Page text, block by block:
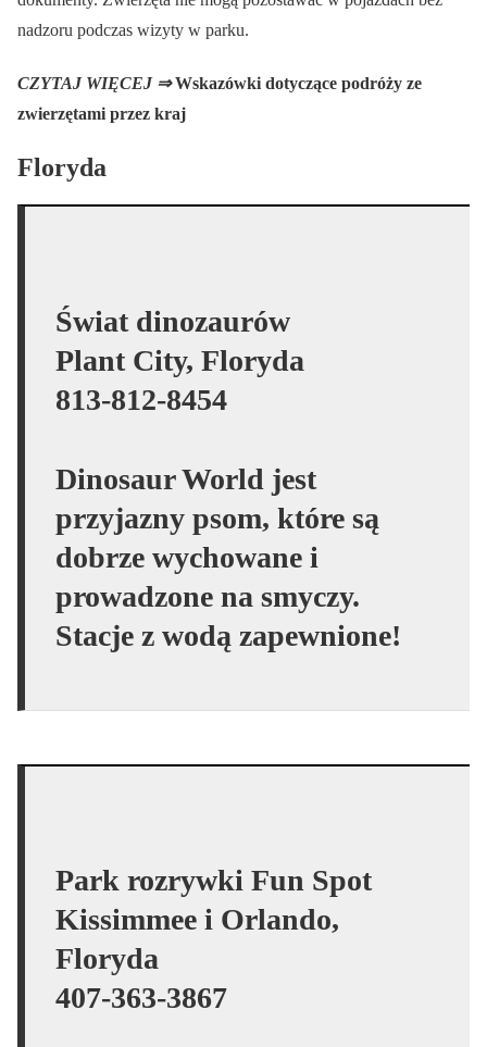
nadzoru podczas wizyty w parku.
CZYTAJ WIĘCEJ ⇒Wskazówki dotyczące podróży ze
zwierzętami przez kraj
Floryda
Świat dinozaurów
Plant City, Floryda
813-812-8454
Dinosaur World jest
przyjazny psom, które są
dobrze wychowane i
prowadzone na smyczy.
Stacje z wodą zapewnione!
Park rozrywki Fun Spot
Kissimmee i Orlando,
Floryda
407-363-3867